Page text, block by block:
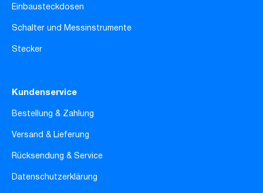
Einbausteckdosen
Schalter und Messinstrumente
Stecker
Kundenservice
Bestellung & Zahlung
Versand & Lieferung
Rücksendung & Service
Datenschutzerklärung